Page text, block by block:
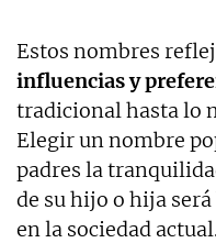
Estos nombres
influencias y
tradicional hasta lo
Elegir un nombre
padres la
de su hijo o hija
en la sociedad